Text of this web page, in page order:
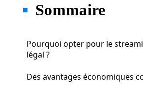
Sommaire
Pourquoi opter pour le
légal ?
Des avantages économiques